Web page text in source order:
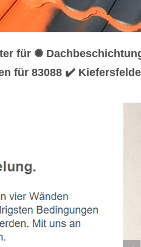
für ✺
für 83088 ✔️